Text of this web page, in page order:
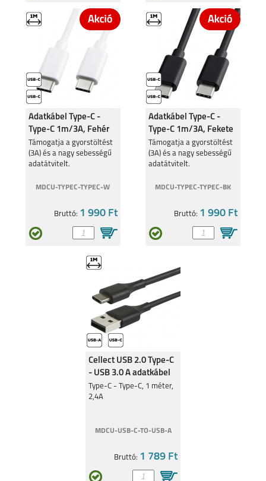
REALME 9 5G
REALME C35
C21Y
C25Y
8 PRO
Adatkábel Type-C -
Type-C 1m/3A, Fehér
Támogatja a gyorstöltést
(3A) és a nagy sebességű
adatátvitelt.
MDCU-TYPEC-TYPEC-W
Bruttó: 1 990 Ft
Adatkábel Type-C -
Type-C 1m/3A, Fekete
Támogatja a gyorstöltést
(3A) és a nagy sebességű
adatátvitelt.
MDCU-TYPEC-TYPEC-BK
Bruttó: 1 990 Ft
Cellect USB 2.0 Type-C
- USB 3.0 A adatkábel
Type-C - Type-C, 1 méter,
2,4A
MDCU-USB-C-TO-USB-A
Bruttó: 1 789 Ft